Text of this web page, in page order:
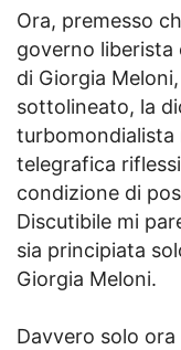
Ora, premesso
governo liberista
di Giorgia
sottolineato, la
turbomondialista
telegrafica
condizione di
Discutibile mi
sia principiata
Giorgia Meloni.
Davvero solo